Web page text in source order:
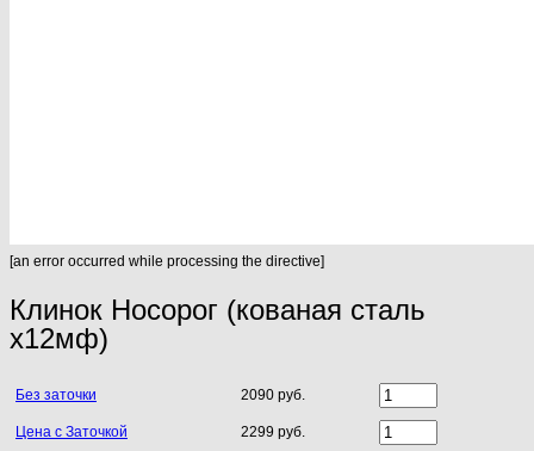
[an error occurred while processing the directive]
Клинок Носорог (кованая сталь
х12мф)
Без заточки 2090 руб.
Цена с Заточкой
2299 руб.